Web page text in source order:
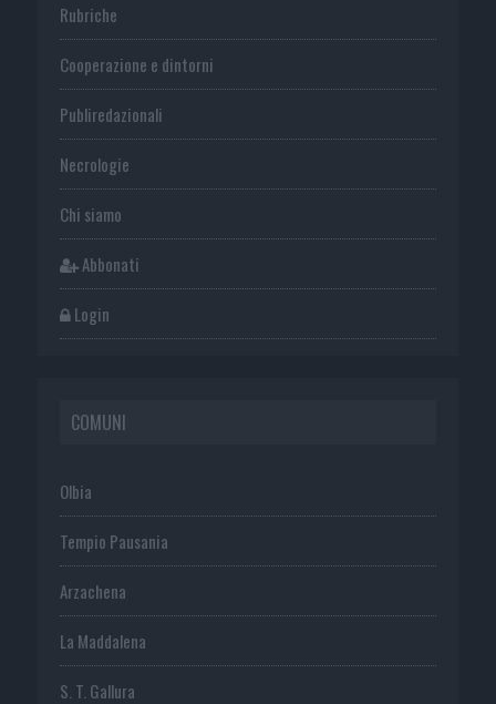
Rubriche
Cooperazione e dintorni
Publiredazionali
Necrologie
Chi siamo
Abbonati
Login
COMUNI
Olbia
Tempio Pausania
Arzachena
La Maddalena
S. T. Gallura